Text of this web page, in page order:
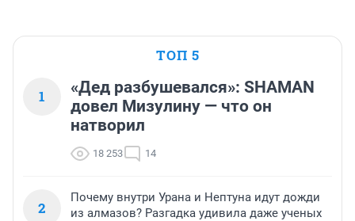
ТОП 5
1
«Дед разбушевался»: SHAMAN
довел Мизулину — что он
натворил
18 253 14
2
Почему внутри Урана и Нептуна идут дожди
из алмазов? Разгадка удивила даже ученых